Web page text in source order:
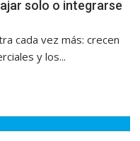
solo o integrarse
cada vez más: crecen
y los...